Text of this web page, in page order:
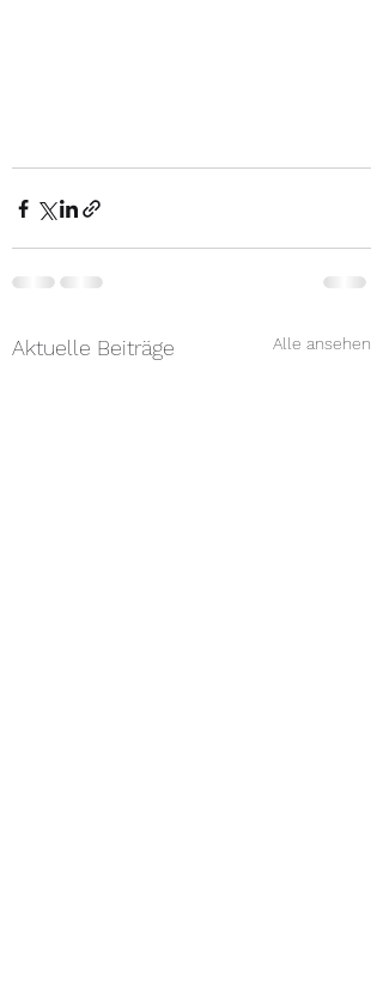
Aktuelle Beiträge Alle ansehen